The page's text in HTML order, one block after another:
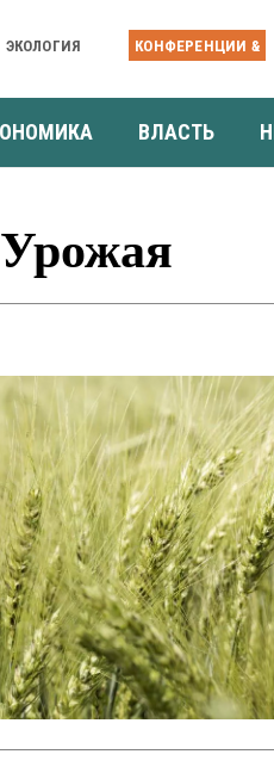
ЭКОЛОГИЯ КОНФЕРЕНЦИИ &
ВЛАСТЬ